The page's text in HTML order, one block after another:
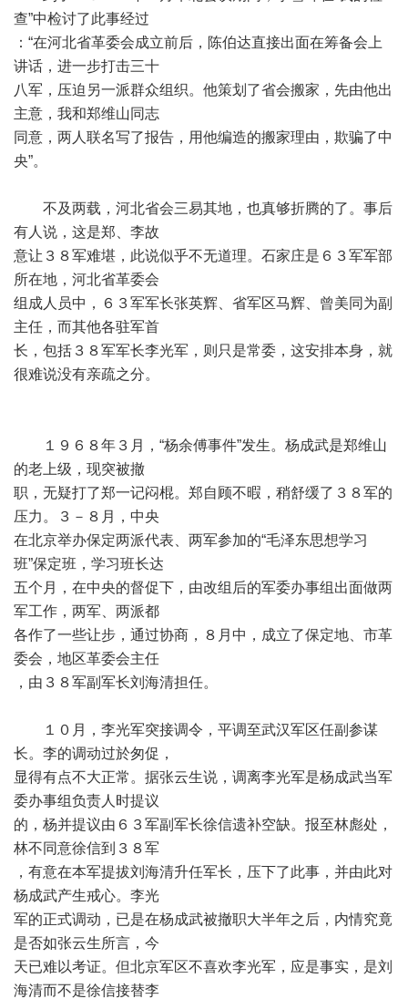
查”中检讨了此事经过
：“在河北省革委会成立前后，陈伯达直接出面在筹备会上
讲话，进一步打击三十
八军，压迫另一派群众组织。他策划了省会搬家，先由他出
主意，我和郑维山同志
同意，两人联名写了报告，用他编造的搬家理由，欺骗了中
央”。
不及两载，河北省会三易其地，也真够折腾的了。事后
有人说，这是郑、李故
意让３８军难堪，此说似乎不无道理。石家庄是６３军军部
所在地，河北省革委会
组成人员中，６３军军长张英辉、省军区马辉、曾美同为副
主任，而其他各驻军首
长，包括３８军军长李光军，则只是常委，这安排本身，就
很难说没有亲疏之分。
１９６８年３月，“杨余傅事件”发生。杨成武是郑维山
的老上级，现突被撤
职，无疑打了郑一记闷棍。郑自顾不暇，稍舒缓了３８军的
压力。３－８月，中央
在北京举办保定两派代表、两军参加的“毛泽东思想学习
班”保定班，学习班长达
五个月，在中央的督促下，由改组后的军委办事组出面做两
军工作，两军、两派都
各作了一些让步，通过协商，８月中，成立了保定地、市革
委会，地区革委会主任
，由３８军副军长刘海清担任。
１０月，李光军突接调令，平调至武汉军区任副参谋
长。李的调动过於匆促，
显得有点不大正常。据张云生说，调离李光军是杨成武当军
委办事组负责人时提议
的，杨并提议由６３军副军长徐信遗补空缺。报至林彪处，
林不同意徐信到３８军
，有意在本军提拔刘海清升任军长，压下了此事，并由此对
杨成武产生戒心。李光
军的正式调动，已是在杨成武被撤职大半年之后，内情究竟
是否如张云生所言，今
天已难以考证。但北京军区不喜欢李光军，应是事实，是刘
海清而不是徐信接替李